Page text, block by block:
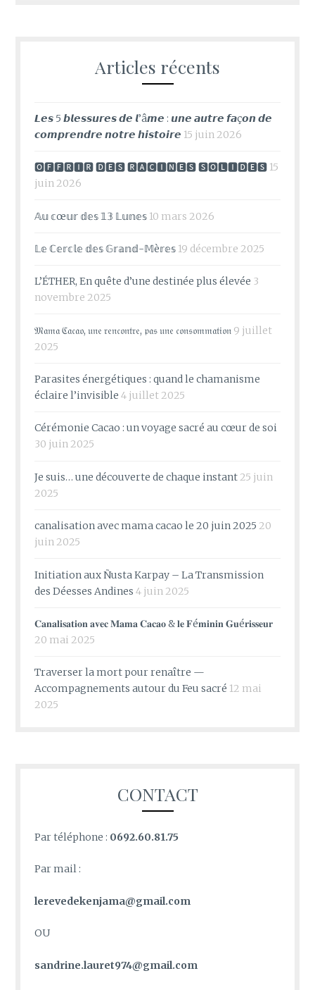
Articles récents
𝙇𝙚𝙨 5 𝙗𝙡𝙚𝙨𝙨𝙪𝙧𝙚𝙨 𝙙𝙚 𝙡’â𝙢𝙚 : 𝙪𝙣𝙚 𝙖𝙪𝙩𝙧𝙚 𝙛𝙖ç𝙤𝙣 𝙙𝙚
𝙘𝙤𝙢𝙥𝙧𝙚𝙣𝙙𝙧𝙚 𝙣𝙤𝙩𝙧𝙚 𝙝𝙞𝙨𝙩𝙤𝙞𝙧𝙚 15 juin 2026
🅾🅵🅵🆁🅸🆁 🅳🅴🆂 🆁🅰🅲🅸🅽🅴🆂 🆂🅾🅻🅸🅳🅴🆂 15
juin 2026
𝔸𝕦 𝕔œ𝕦𝕣 𝕕𝕖𝕤 𝟙𝟛 𝕃𝕦𝕟𝕖𝕤 10 mars 2026
𝕃𝕖 ℂ𝕖𝕣𝕔𝕝𝕖 𝕕𝕖𝕤 𝔾𝕣𝕒𝕟𝕕-𝕄è𝕣𝕖𝕤 19 décembre 2025
L’ÉTHER, En quête d’une destinée plus élevée 3
novembre 2025
𝔐𝔞𝔪𝔞 ℭ𝔞𝔠𝔞𝔬, 𝔲𝔫𝔢 𝔯𝔢𝔫𝔠𝔬𝔫𝔱𝔯𝔢, 𝔭𝔞𝔰 𝔲𝔫𝔢 𝔠𝔬𝔫𝔰𝔬𝔪𝔪𝔞𝔱𝔦𝔬𝔫 9 juillet
2025
Parasites énergétiques : quand le chamanisme
éclaire l’invisible 4 juillet 2025
Cérémonie Cacao : un voyage sacré au cœur de soi
30 juin 2025
Je suis… une découverte de chaque instant 25 juin
2025
canalisation avec mama cacao le 20 juin 2025 20
juin 2025
Initiation aux Ñusta Karpay – La Transmission
des Déesses Andines 4 juin 2025
𝐂𝐚𝐧𝐚𝐥𝐢𝐬𝐚𝐭𝐢𝐨𝐧 𝐚𝐯𝐞𝐜 𝐌𝐚𝐦𝐚 𝐂𝐚𝐜𝐚𝐨 & 𝐥𝐞 𝐅é𝐦𝐢𝐧𝐢𝐧 𝐆𝐮é𝐫𝐢𝐬𝐬𝐞𝐮𝐫
20 mai 2025
Traverser la mort pour renaître —
Accompagnements autour du Feu sacré 12 mai
2025
CONTACT
Par téléphone : 0692.60.81.75
Par mail :
lerevedekenjama@gmail.com
OU
sandrine.lauret974@gmail.com